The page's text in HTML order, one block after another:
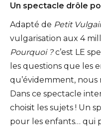
Un spectacle drôle
Adapté de Petit
vulgarisation aux 4
Pourquoi ?c’est LE
les questions que les
qu’évidemment, nous
Dans ce spectacle
choisit les sujets ! Un
pour les enfants… qui